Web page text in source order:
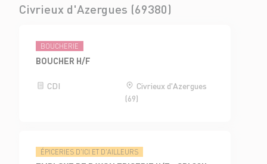
Civrieux d'Azergues (69380)
BOUCHERIE
BOUCHER H/F
CDI
Civrieux d'Azergues
(69)
ÉPICERIES D'ICI ET D'AILLEURS